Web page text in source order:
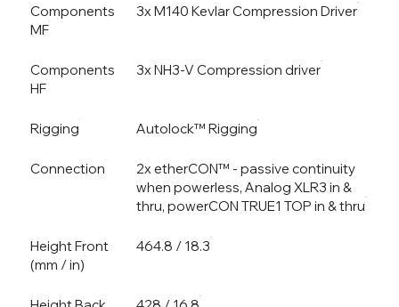
Components
MF
3x M140 Kevlar Compression Driver
Components
HF
3x NH3-V Compression driver
Rigging Autolock™ Rigging
Connection
2x etherCON™ - passive continuity
when powerless, Analog XLR3 in &
thru, powerCON TRUE1 TOP in & thru
Height Front
(mm / in)
464.8 / 18.3